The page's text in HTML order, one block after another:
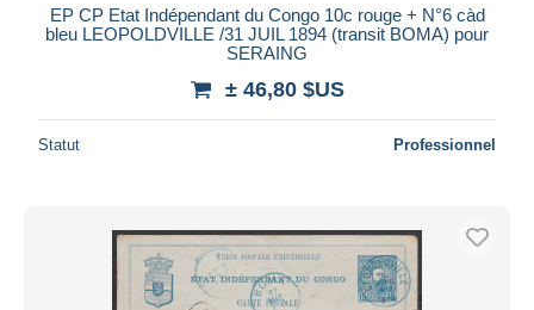
EP CP Etat Indépendant du Congo 10c rouge + N°6 càd
bleu LEOPOLDVILLE /31 JUIL 1894 (transit BOMA) pour
SERAING
± 46,80 $US
Statut Professionnel